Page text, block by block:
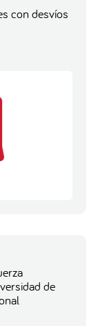
con desvíos
de